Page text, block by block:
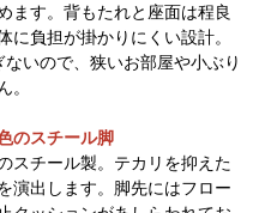
ます。背もたれと座面は程良
に負担が掛かりにくい設計。
いので、狭いお部屋や小ぶり
。
のスチール脚
スチール製。テカリを抑えた
演出します。脚先にはフロー